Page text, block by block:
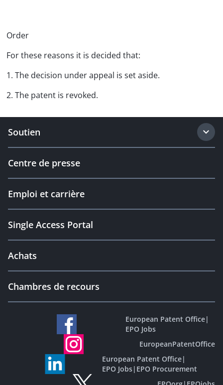
Order
For these reasons it is decided that:
1. The decision under appeal is set aside.
2. The patent is revoked.
Soutien
Centre de presse
Emploi et carrière
Single Access Portal
Achats
Chambres de recours
European Patent Office|
EPO Jobs
EuropeanPatentOffice
European Patent Office|
EPO Jobs| EPO Procurement